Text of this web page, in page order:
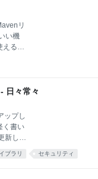
して
った
通は
リ
い機
える？
2
の
して
グ作
はタ
基本
日々常々
ップし
く書い
新した
と
出
ブラリ セキュリティ